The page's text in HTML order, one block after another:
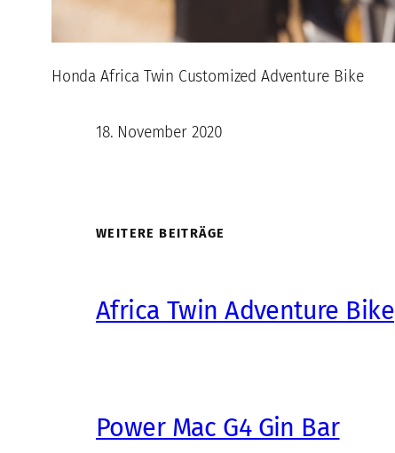
Honda Africa Twin Customized Adventure Bike
18. November 2020
WEITERE BEITRÄGE
Africa Twin Adventure Bike
Power Mac G4 Gin Bar